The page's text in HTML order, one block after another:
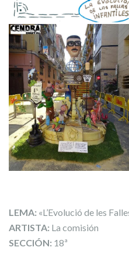
LEMA: «L’Evolució de les
ARTISTA: La comisión
SECCIÓN: 18ª